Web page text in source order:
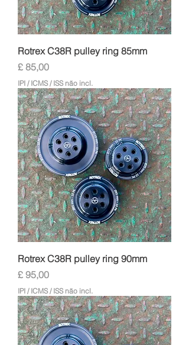
Rotrex C38R pulley ring 85mm
Preço
£ 85,00
IPI / ICMS / ISS não incl.
Rotrex C38R pulley ring 90mm
Preço
£ 95,00
IPI / ICMS / ISS não incl.